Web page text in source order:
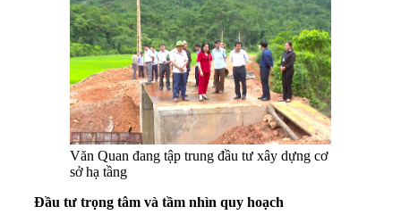
Văn Quan đang tập trung đầu tư xây dựng cơ
sở hạ tầng
Ðầu tư trọng tâm và tầm nhìn quy hoạch